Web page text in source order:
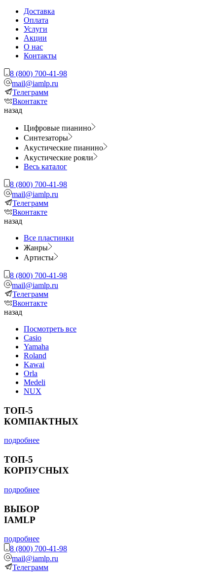
Доставка
Оплата
Услуги
Акции
О нас
Контакты
8 (800) 700-41-98
mail@iamlp.ru
Телеграмм
Вконтакте
назад
Цифровые пианино
Синтезаторы
Акустические пианино
Акустические рояли
Весь каталог
8 (800) 700-41-98
mail@iamlp.ru
Телеграмм
Вконтакте
назад
Все пластинки
Жанры
Артисты
8 (800) 700-41-98
mail@iamlp.ru
Телеграмм
Вконтакте
назад
Посмотреть все
Casio
Yamaha
Roland
Kawai
Orla
Medeli
NUX
ТОП-5
КОМПАКТНЫХ
подробнее
ТОП-5
КОРПУСНЫХ
подробнее
ВЫБОР
IAMLP
подробнее
8 (800) 700-41-98
mail@iamlp.ru
Телеграмм